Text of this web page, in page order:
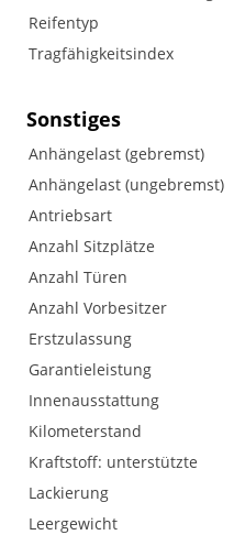
Reifentyp
Tragfähigkeitsindex
Sonstiges
Anhängelast (gebremst)
Anhängelast (ungebremst)
Antriebsart
Anzahl Sitzplätze
Anzahl Türen
Anzahl Vorbesitzer
Erstzulassung
Garantieleistung
Innenausstattung
Kilometerstand
Kraftstoff: unterstützte
Lackierung
Leergewicht